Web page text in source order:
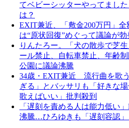
てベビーシッターやってまし
は？
EXIT兼近、「敷金200万円」
は“原状回復”めぐって議論が勃
りんたろー。「犬の散歩で芝
ール禁止、自転車禁止、年齢
公園に議論沸騰
34歳・EXIT兼近 流行曲を歌
ぎる」とバッサリも「好きな
歌えばいい」批判殺到
「遅刻を責める人は能力低い
沸騰…ひろゆきも「遅刻容認